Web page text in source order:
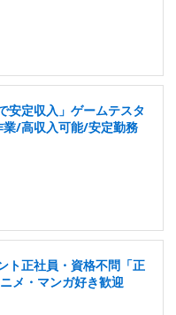
安定収入」ゲームテスタ
/高収入可能/安定勤務
ト正社員・資格不問「正
メ・マンガ好き歓迎